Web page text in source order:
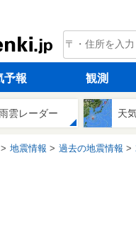
tenki.jp
予報 観測
雲レーダー 天
地震情報 過去の地震情報